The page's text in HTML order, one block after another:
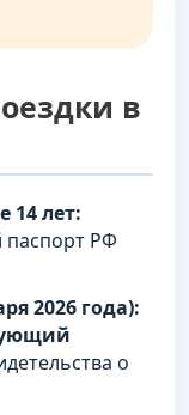
в
14 лет:
паспорт РФ
2026 года):
о